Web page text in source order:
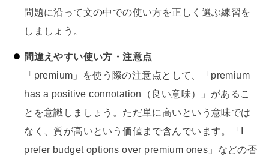
問題に沿って文の中での使い方を正しく選ぶ練習を
しましょう。
間違えやすい使い方・注意点
「premium」を使う際の注意点として、「premium
has a positive connotation（良い意味）」があるこ
とを意識しましょう。ただ単に高いという意味では
なく、質が高いという価値まで含んでいます。「I
prefer budget options over premium ones」などの否